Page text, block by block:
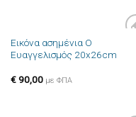
στην
Εικόνα ασημένια Ο
Ευαγγελισμός 20x26cm
€90,00 με ΦΠΑ